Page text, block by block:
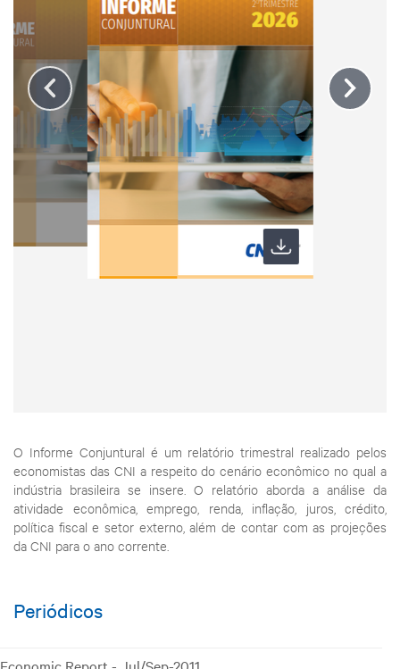
O Informe Conjuntural é um relatório trimestral realizado pelos
economistas das CNI a respeito do cenário econômico no qual a
indústria brasileira se insere. O relatório aborda a análise da
atividade econômica, emprego, renda, inflação, juros, crédito,
política fiscal e setor externo, além de contar com as projeções
da CNI para o ano corrente.
Periódicos